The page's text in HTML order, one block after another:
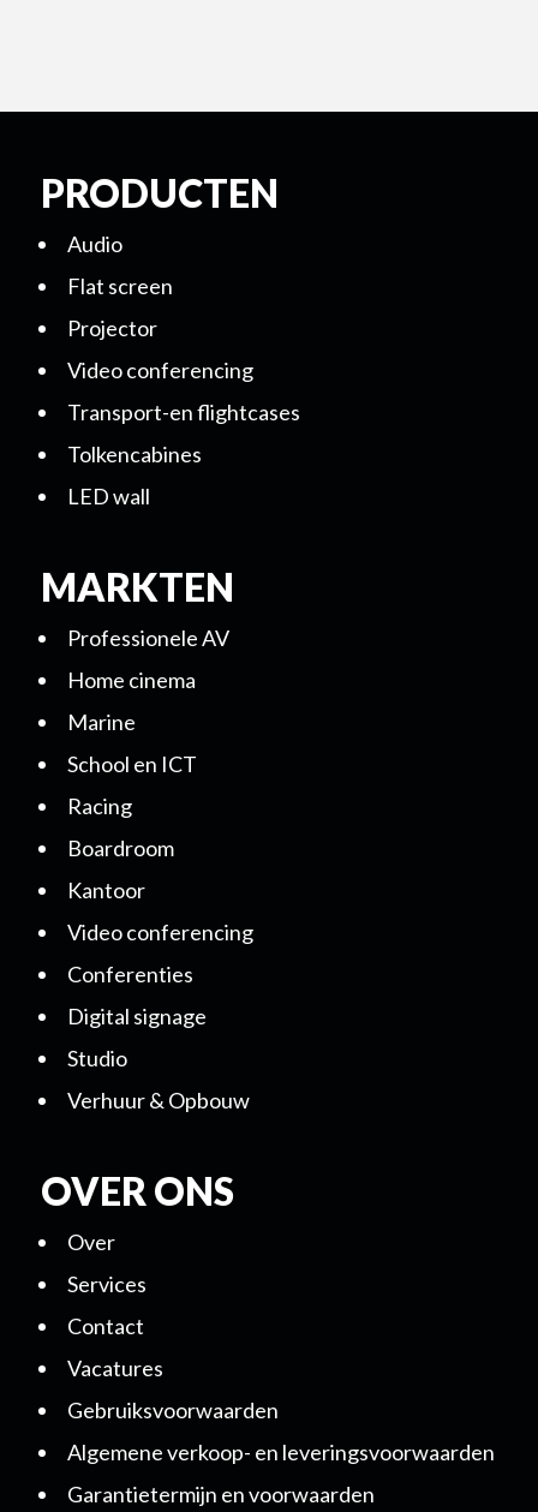
PRODUCTEN
Audio
Flat screen
Projector
Video conferencing
Transport-en flightcases
Tolkencabines
LED wall
MARKTEN
Professionele AV
Home cinema
Marine
School en ICT
Racing
Boardroom
Kantoor
Video conferencing
Conferenties
Digital signage
Studio
Verhuur & Opbouw
OVER ONS
Over
Services
Contact
Vacatures
Gebruiksvoorwaarden
Algemene verkoop- en leveringsvoorwaarden
Garantietermijn en voorwaarden